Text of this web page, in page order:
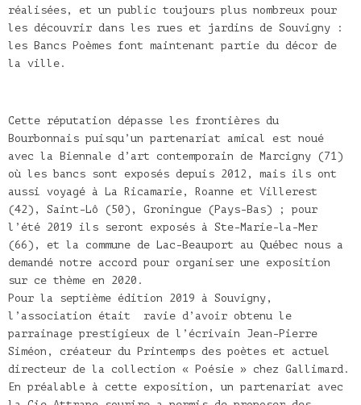
réalisées, et un public toujours plus nombreux pour
les découvrir dans les rues et jardins de Souvigny :
les Bancs Poèmes font maintenant partie du décor de
la ville.
Cette réputation dépasse les frontières du
Bourbonnais puisqu’un partenariat amical
est noué
avec la Biennale d’art contemporain de Marcigny (71)
où les bancs sont exposés depuis 2012, mais ils ont
aussi voyagé à La Ricamarie, Roanne et Villerest
(42), Saint-Lô (50), Groningue (Pays-Bas) ; pour
l’été 2019 ils seront exposés à Ste-Marie-la-Mer
(66), et la commune de Lac-Beauport au Québec nous a
demandé notre accord pour organiser une exposition
sur ce thème en 2020.
Pour la septième édition 2019 à Souvigny,
l’association était ravie d’avoir obtenu le
parrainage prestigieux de l’écrivain Jean-Pierre
Siméon, créateur du Printemps des poètes et actuel
directeur de la collection « Poésie » chez Gallimard.
En préalable à cette exposition, un partenariat avec